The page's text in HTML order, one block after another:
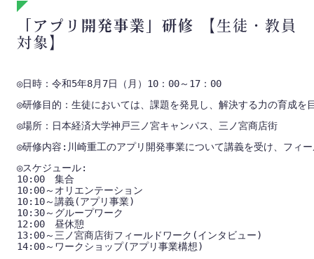
「アプリ開発事業」研修 【生徒・教員
対象】
◎日時：令和5年8月7日（月）10：00～17：00
◎研修目的：生徒においては、課題を発見し、解決する力の育成
◎場所：日本経済大学神戸三ノ宮キャンパス、三ノ宮商店街
◎研修内容:川崎重工のアプリ開発事業について講義を受け、フィ
◎スケジュール:
10:00　集合
10:00～オリエンテーション
10:10～講義(アプリ事業)
10:30～グループワーク
12:00　昼休憩
13:00～三ノ宮商店街フィールドワーク(インタビュー)
14:00～ワークショップ(アプリ事業構想)